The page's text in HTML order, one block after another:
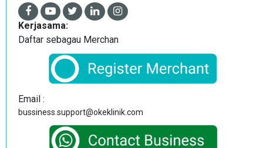
Kerjasama:
Daftar sebagau Merchan
Email :
bussiness.support@okeklinik.com